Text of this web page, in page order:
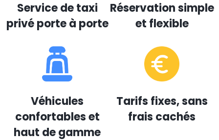
Service de taxi
privé porte à porte
Réservation simple
et flexible
Véhicules
confortables et
haut de gamme
Tarifs fixes, sans
frais cachés